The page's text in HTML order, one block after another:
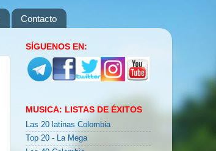
Contacto
SÍGUENOS EN:
MUSICA: LISTAS DE ÉXITOS
Las 20 latinas Colombia
Top 20 - La Mega